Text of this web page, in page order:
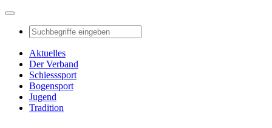
Aktuelles
Der Verband
Schiesssport
Bogensport
Jugend
Tradition